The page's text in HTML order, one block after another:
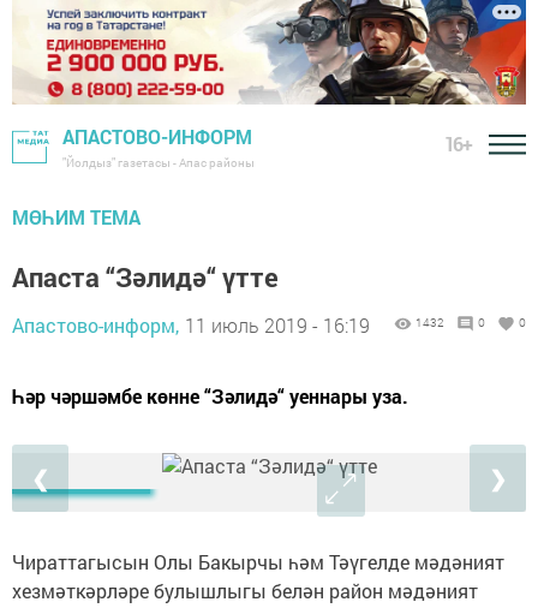
АПАСТОВО-ИНФОРМ
"Йолдыз" газетасы - Апас районы
16+
МӨҺИМ ТЕМА
Апаста “Зәлидә“ үтте
Апастово-информ, 11 июль 2019 - 16:19 1432 0 0
Һәр чәршәмбе көнне “Зәлидә“ уеннары уза.
❮ ❯
Чираттагысын Олы Бакырчы һәм Тәүгелде мәдәният
хезмәткәрләре булышлыгы белән район мәдәният